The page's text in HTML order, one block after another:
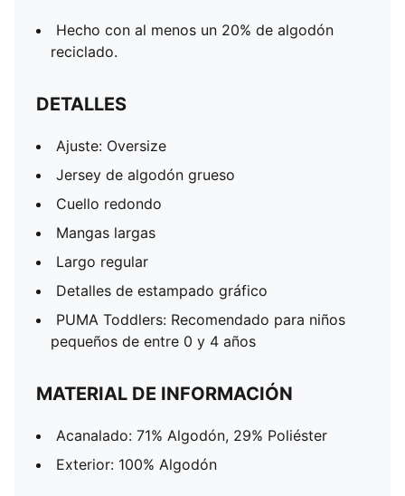
Hecho con al menos un 20% de algodón
reciclado.
DETALLES
Ajuste: Oversize
Jersey de algodón grueso
Cuello redondo
Mangas largas
Largo regular
Detalles de estampado gráfico
PUMA Toddlers: Recomendado para niños
pequeños de entre 0 y 4 años
MATERIAL DE INFORMACIÓN
Acanalado: 71% Algodón, 29% Poliéster
Exterior: 100% Algodón